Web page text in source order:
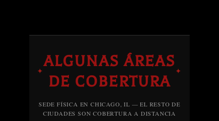
✦
ALGUNAS ÁREAS
DE COBERTURA
✦
SEDE FÍSICA EN CHICAGO, IL — EL RESTO DE
CIUDADES SON COBERTURA A DISTANCIA